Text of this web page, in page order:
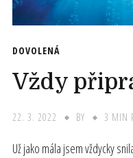
DOVOLENÁ
Vždy
22. 3. 2022 BY 3 MIN
Už jako mála jsem vždycky